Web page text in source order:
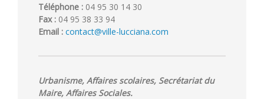
Téléphone : 04 95 30 14 30
Fax : 04 95 38 33 94
Email : contact@ville-lucciana.com
Urbanisme, Affaires scolaires, Secrétariat du
Maire, Affaires Sociales.